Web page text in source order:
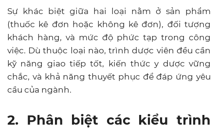
Sự khác biệt giữa hai loại nằm ở sản phẩm
(thuốc kê đơn hoặc không kê đơn), đối tượng
khách hàng, và mức độ phức tạp trong công
việc. Dù thuộc loại nào, trình dược viên đều cần
kỹ năng giao tiếp tốt, kiến thức y dược vững
chắc, và khả năng thuyết phục để đáp ứng yêu
cầu của ngành.
2. Phân biệt các kiểu trình